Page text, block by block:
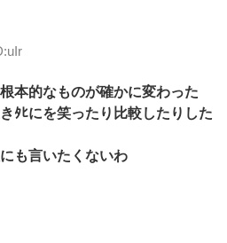
本的なものが確かに変わった
ﾀﾋにを笑ったり比較したりした
も言いたくないわ